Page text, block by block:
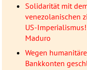
Solidarität mit
venezolanischen
US-
Maduro
Wegen
Bankkonten